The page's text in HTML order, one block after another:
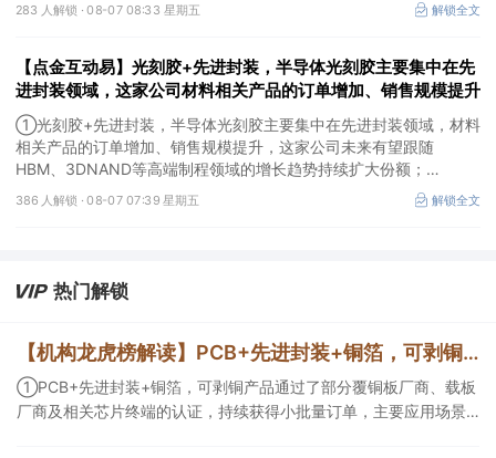
283 人解锁 ·08-07 08:33 星期五 解锁全文
【点金互动易】光刻胶+先进封装，半导体光刻胶主要集中在先
进封装领域，这家公司材料相关产品的订单增加、销售规模提升
①光刻胶+先进封装，半导体光刻胶主要集中在先进封装领域，材料
相关产品的订单增加、销售规模提升，这家公司未来有望跟随
HBM、3DNAND等高端制程领域的增长趋势持续扩大份额；
②华为+高速连接器，这家公司是深耕连接器国产核心骨干，高速互
联产品已对接导入国内头部AI服务器厂商，深度绑定华为供应链。
386 人解锁 ·08-07 07:39 星期五 解锁全文
热门解锁
【机构龙虎榜解读】PCB+先进封装+铜箔，可剥铜产品通过了部分覆铜板厂商、载板厂商及相关芯片终端的认证，持续获得小批量订单，主要应用场景包括芯片封装光模块用PCB，机构大额净买入这家公司
①PCB+先进封装+铜箔，可剥铜产品通过了部分覆铜板厂商、载板
厂商及相关芯片终端的认证，持续获得小批量订单，主要应用场景